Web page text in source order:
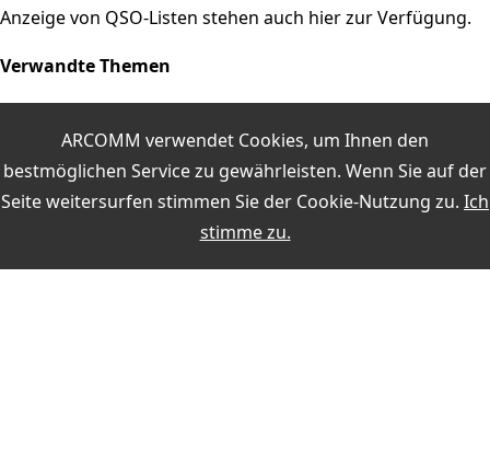
ARCOMM verwendet Cookies, um Ihnen den
bestmöglichen Service zu gewährleisten. Wenn Sie auf der
Seite weitersurfen stimmen Sie der Cookie-Nutzung zu. Ich
stimme zu.
Anzeige von QSO-Listen stehen auch hier zur Verfügung.
Verwandte Themen
Diagramme
Karten
Tabellen